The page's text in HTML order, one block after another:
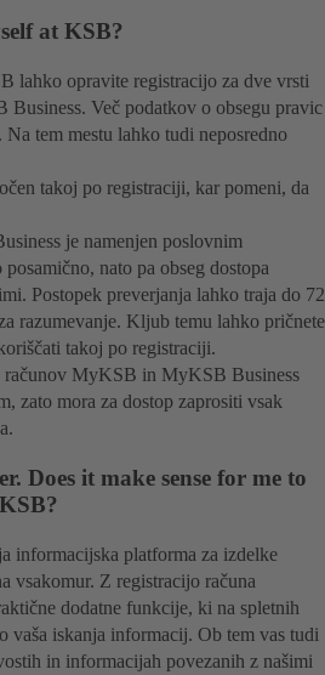
at KSB?
lahko opravite registracijo za dve vrsti
Več podatkov o obsegu pravic
tem mestu lahko tudi neposredno
takoj po registraciji, kar pomeni, da
je namenjen poslovnim
nato pa obseg dostopa
Postopek preverjanja lahko traja do 72
razumevanje. Kljub temu lahko pričnete
takoj po registraciji.
računov MyKSB in MyKSB Business
zato mora za dostop zaprositi vsak
Does it make sense for me to
informacijska platforma za izdelke
vsakomur. Z registracijo računa
dodatne funkcije, ki na spletnih
vaša iskanja informacij. Ob tem vas tudi
in informacijah povezanih z našimi